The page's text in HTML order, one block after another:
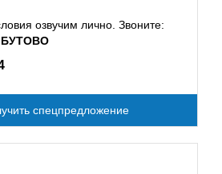
озвучим лично. Звоните:
БУТОВО
спецпредложение